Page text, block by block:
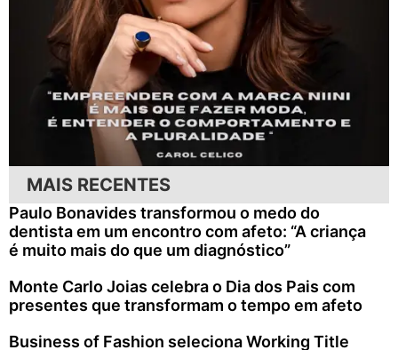
MAIS RECENTES
Paulo Bonavides transformou o medo do
dentista em um encontro com afeto: “A criança
é muito mais do que um diagnóstico”
Monte Carlo Joias celebra o Dia dos Pais com
presentes que transformam o tempo em afeto
Business of Fashion seleciona Working Title